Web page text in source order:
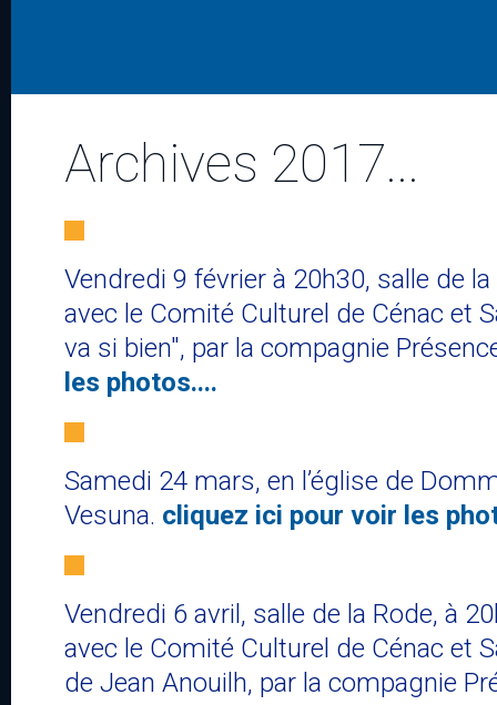
Archives 2017...
Vendredi 9 février à 20h30, salle de
avec le Comité Culturel de Cénac et
va si bien​", par la compagnie
les photos....
Samedi 24 mars, en l’église de
Vesuna. cliquez ici pour voir les
Vendredi 6 avril, salle de la Rode, à
avec le Comité Culturel de Cénac et
de Jean Anouilh​, par la compagnie